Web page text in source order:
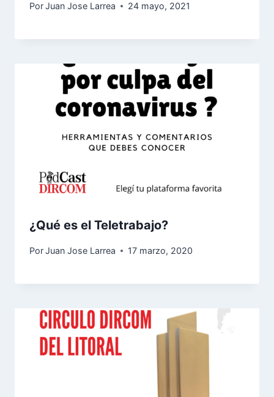
PorJuan Jose Larrea 24 mayo, 2021
¿Qué es el Teletrabajo?
PorJuan Jose Larrea 17 marzo, 2020